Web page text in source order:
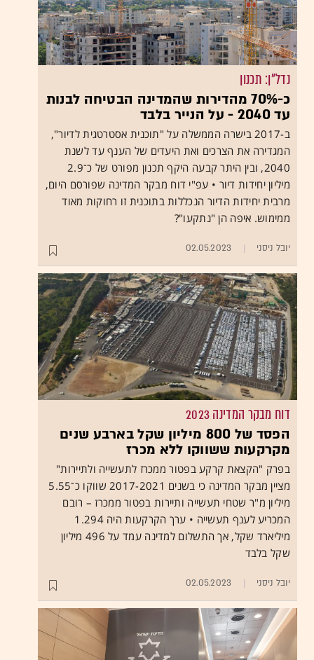
נדל"ן: תכנון
כ-70% מהדירות שהמדינה הבטיחה לבנות
עד 2040 - על הנייר בלבד
ב-2017 בישרה הממשלה על "תוכנית אסטרטגית לדיור",
המגדירה את הצרכים ואת היעדים של הענף עד לשנת
2040, ובין היתר קבעה היקף תכנון מפורט של כ־2.9
מיליון יחידות דיור • עפ"י דוח מבקר המדינה שפורסם היום,
מרבית יחידות הדיור הנכללות בתוכנית זו רחוקות מאוד
ממימוש. איפה הן "נתקעו"?
יובל ניסני 02.05.2023
דוח מבקר המדינה 2023
הפסד של 800 מיליון שקל בארבע שנים
מקרקעות ששווקו ללא מכרז
בפרק "הקצאת קרקע בפטור ממכרז לתעשייה ולתיירות"
מציין מבקר המדינה כי בשנים 2017-2021 שווקו כ־5.55
מיליון מ"ר שטחי תעשייה ותיירות בפטור ממכרז – רובם
המכריע לענף תעשייה • ערך הקרקעות היה 1.294
מיליארד שקל, אך התשלום למדינה עמד על 496 מיליון
שקל בלבד
יובל ניסני 02.05.2023